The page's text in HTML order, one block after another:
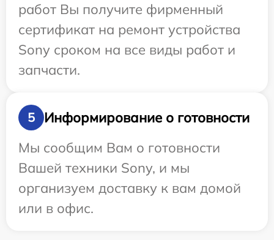
работ Вы получите фирменный
сертификат на ремонт устройства
Sony сроком на все виды работ и
запчасти.
5
Информирование о готовности
Мы сообщим Вам о готовности
Вашей техники Sony, и мы
организуем доставку к вам домой
или в офис.